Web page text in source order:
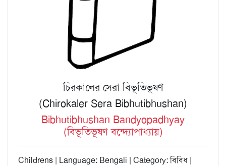
চিরকালের সেরা বিভূতিভূষণ
(Chirokaler Sera Bibhutibhushan)
Bibhutibhushan Bandyopadhyay
(বিভূতিভূষণ বন্দ্যোপাধ্যায়)
Childrens | Language: Bengali | Category: বিবিধ |